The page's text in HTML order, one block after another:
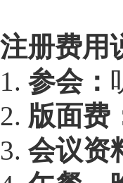
注册费用
1. 参会：
2. 版面费
3. 会议资